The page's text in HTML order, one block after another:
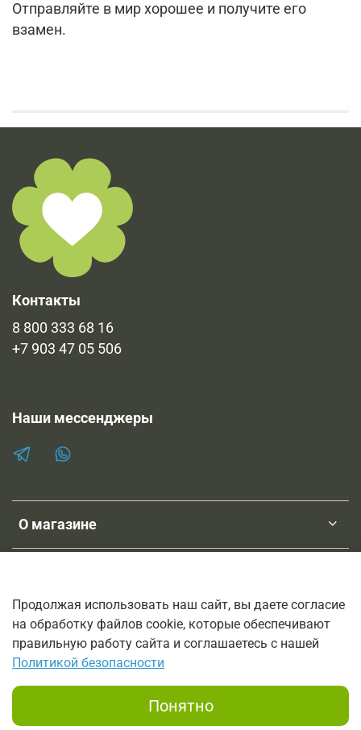
Отправляйте в мир хорошее и получите его
взамен.
О магазине
Контакты
8 800 333 68 16
+7 903 47 05 506
Наши мессенджеры
ТМ SHOPNEBOLEL
© 2011-2026
Интернет-магазин трав, лечебных настоек и мазей на основе
Заказы принимаются по телефону 8 800 333 6816
Продолжая использовать наш сайт, вы даете согласие
на обработку файлов cookie, которые обеспечивают
правильную работу сайта и соглашаетесь с нашей
Политикой безопасности
Понятно